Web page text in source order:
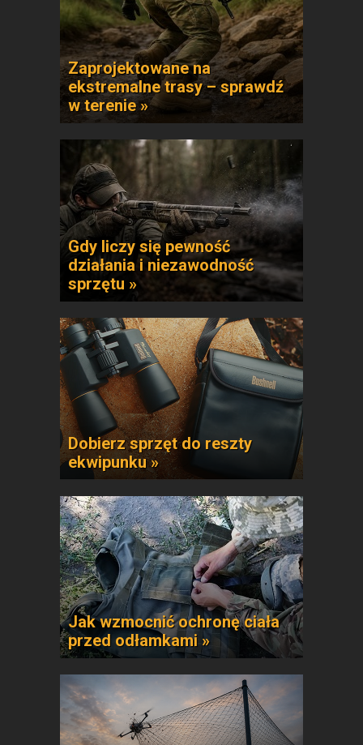
Zaprojektowane na
ekstremalne trasy – sprawdź
w terenie »
Gdy liczy się pewność
działania i niezawodność
sprzętu »
Dobierz sprzęt do reszty
ekwipunku »
Jak wzmocnić ochronę ciała
przed odłamkami »